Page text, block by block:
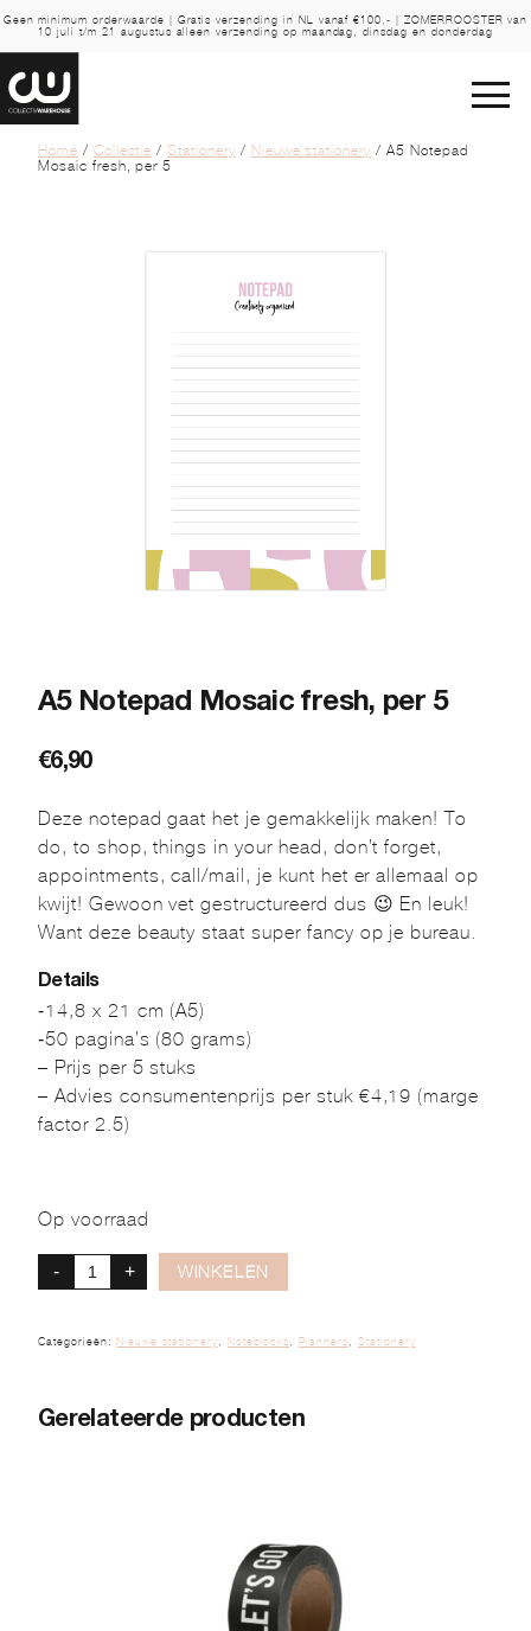
Geen minimum orderwaarde | Gratis verzending in NL vanaf €100,- | ZOMERROOSTER van
10 juli t/m 21 augustus alleen verzending op maandag, dinsdag en donderdag
Home / Collectie /Stationery / Nieuwe stationery / A5 Notepad
Mosaic fresh, per 5
A5 Notepad Mosaic fresh, per 5
€6,90
Deze notepad gaat het je gemakkelijk maken! To
do, to shop, things in your head, don’t forget,
appointments, call/mail, je kunt het er allemaal op
kwijt! Gewoon vet gestructureerd dus 😉 En leuk!
Want deze beauty staat super fancy op je bureau.
Details
-14,8 x 21 cm (A5)
-50 pagina’s (80 grams)
– Prijs per 5 stuks
– Advies consumentenprijs per stuk €4,19 (marge
factor 2.5)
Op voorraad
- + WINKELEN
Categorieën: Nieuwe stationery , Noteblocks , Planners , Stationery
Gerelateerde producten